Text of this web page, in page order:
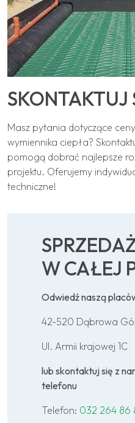
SKONTAKTUJ
Masz pytania dotyczące
wymiennika ciepła?
pomogą dobrać najlepsze
projektu. Oferujemy
techniczne!
W CAŁEJ
Odwiedź naszą
42-520 Dąbrowa
Ul. Armii krajowej 1C
lub skontaktuj się z
telefonu
Telefon: 032 264 86